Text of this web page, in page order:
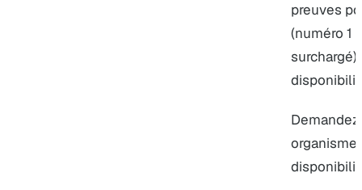
preuves
(numéro 1
surchargé)